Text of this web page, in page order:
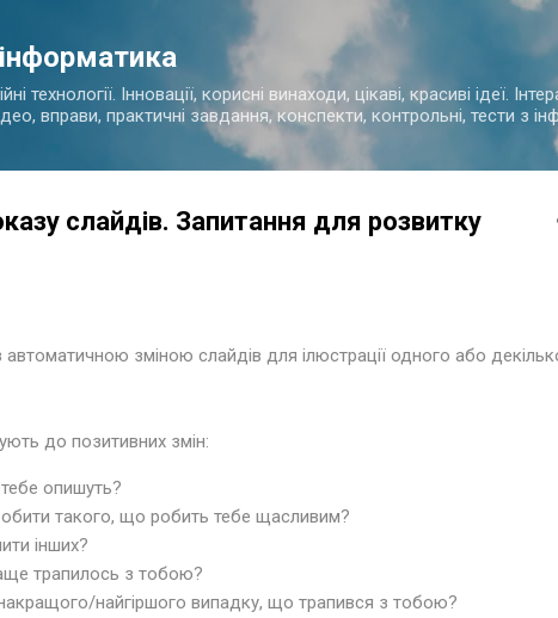
Перейти до основного вмісту
технології. Інновації, корисні винаходи, цікаві, красиві ідеї.
вправи, практичні завдання, конспекти, контрольні, тести з
слайдів. Запитання для розвитку
автоматичною зміною слайдів для ілюстрації одного або
до позитивних змін:
опишуть?
такого, що робить тебе щасливим?
інших?
трапилось з тобою?
найгіршого випадку, що трапився з тобою?